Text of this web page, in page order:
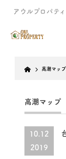
アウルプロパテ
Home高潮マップ
高潮マップ
10.12
2019